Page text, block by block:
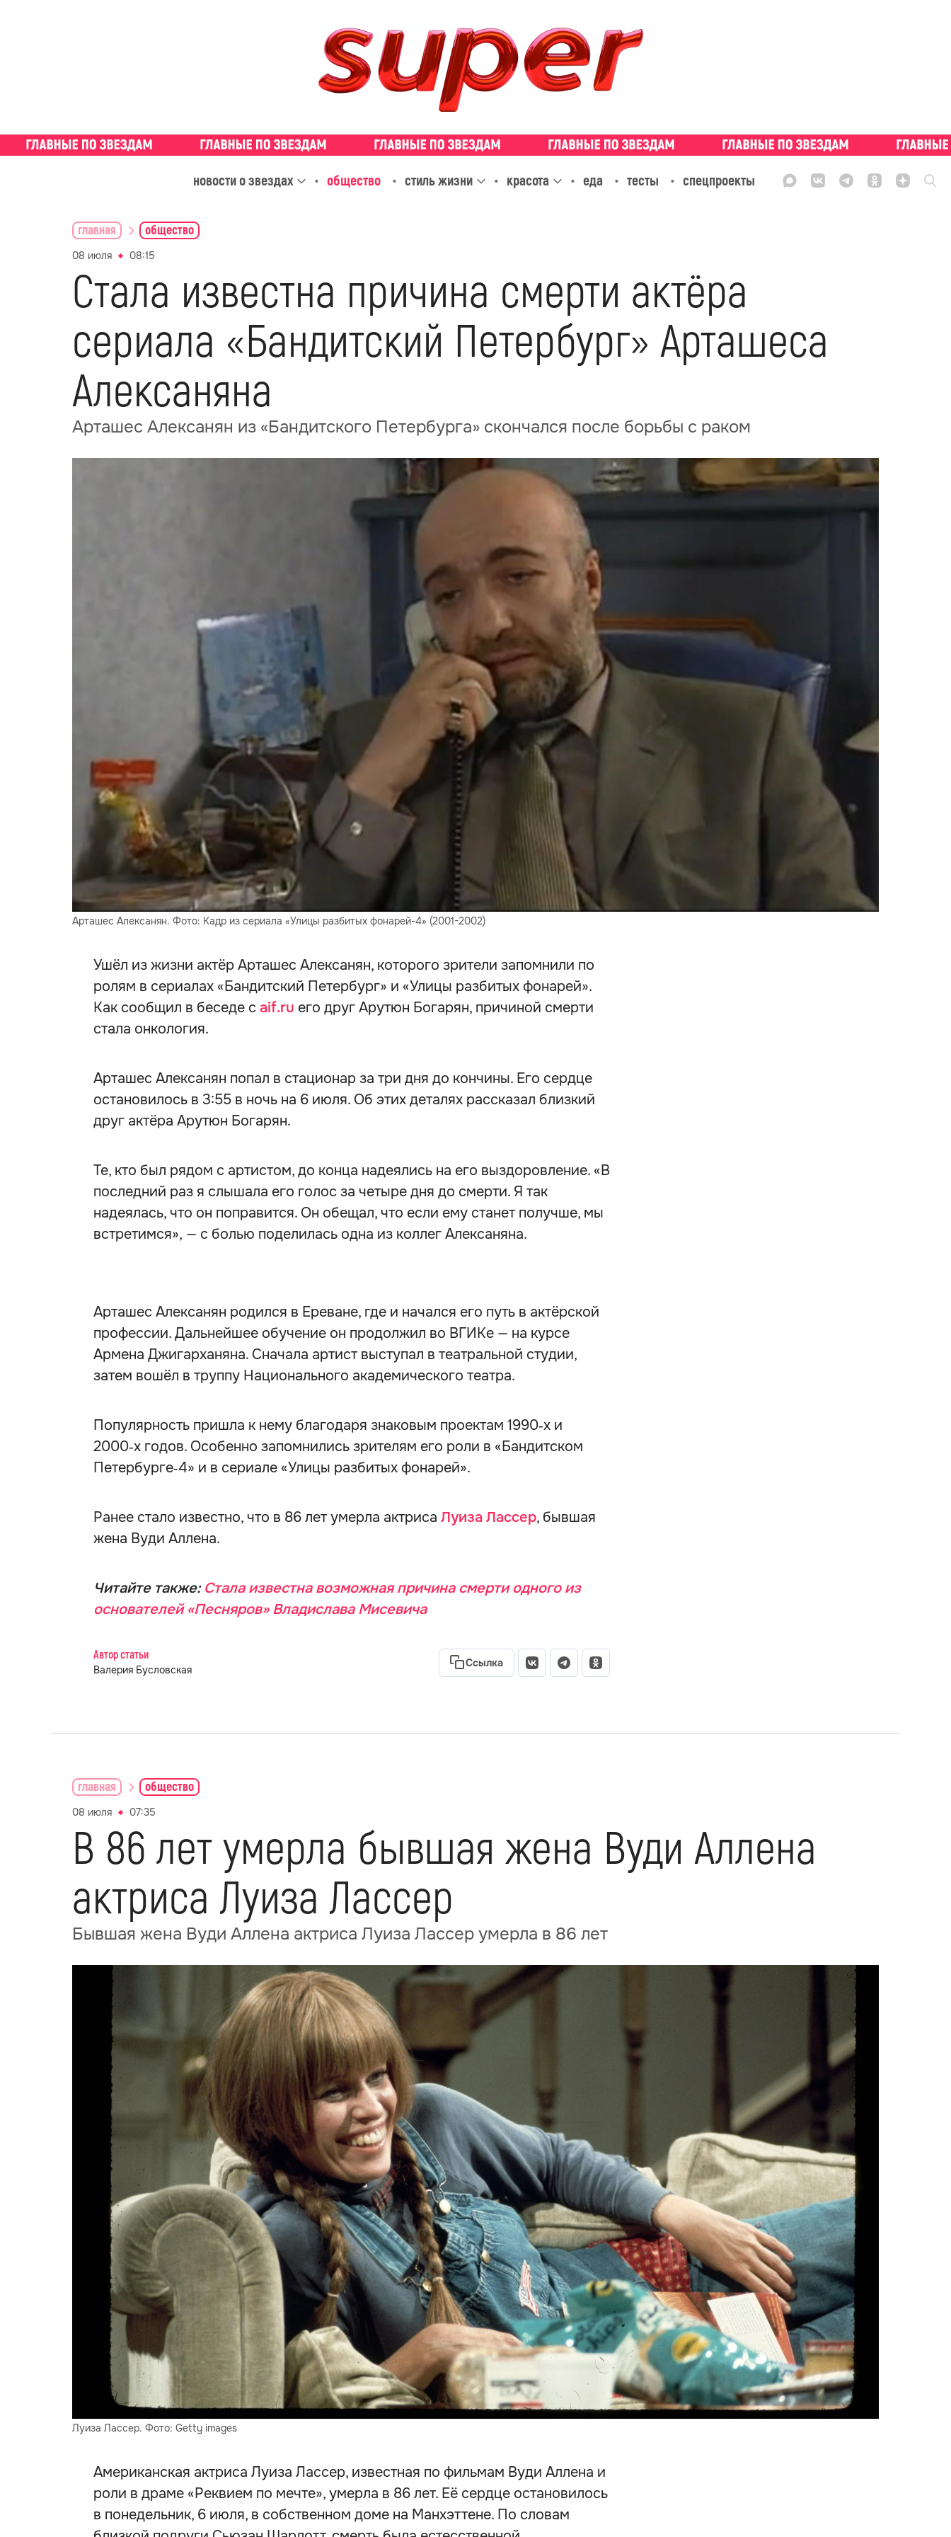
новости о звездах общество стиль жизни красота еда тесты спецпроекты
главная общество
08 июля 08:15
Стала известна причина смерти актёра
сериала «Бандитский Петербург» Арташеса
Алексаняна
Арташес Алексанян из «Бандитского Петербурга» скончался после борьбы с раком
Арташес Алексанян. Фото: Кадр из сериала «Улицы разбитых фонарей-4» (2001-2002)
Ушёл из жизни актёр Арташес Алексанян, которого зрители запомнили по
ролям в сериалах «Бандитский Петербург» и «Улицы разбитых фонарей».
Как сообщил в беседе с aif.ru его друг Арутюн Богарян, причиной смерти
стала онкология.
Арташес Алексанян попал в стационар за три дня до кончины. Его сердце
остановилось в 3:55 в ночь на 6 июля. Об этих деталях рассказал близкий
друг актёра Арутюн Богарян.
Те, кто был рядом с артистом, до конца надеялись на его выздоровление. «В
последний раз я слышала его голос за четыре дня до смерти. Я так
надеялась, что он поправится. Он обещал, что если ему станет получше, мы
встретимся», — с болью поделилась одна из коллег Алексаняна.
Арташес Алексанян родился в Ереване, где и начался его путь в актёрской
профессии. Дальнейшее обучение он продолжил во ВГИКе — на курсе
Армена Джигарханяна. Сначала артист выступал в театральной студии,
затем вошёл в труппу Национального академического театра.
Популярность пришла к нему благодаря знаковым проектам 1990‑х и
2000‑х годов. Особенно запомнились зрителям его роли в «Бандитском
Петербурге‑4» и в сериале «Улицы разбитых фонарей».
Ранее стало известно, что в 86 лет умерла актриса Луиза Лассер, бывшая
жена Вуди Аллена.
Читайте также: Стала известна возможная причина смерти одного из
основателей «Песняров» Владислава Мисевича
Автор статьи
Валерия Бусловская
Ссылка
главная общество
08 июля 07:35
В 86 лет умерла бывшая жена Вуди Аллена
актриса Луиза Лассер
Бывшая жена Вуди Аллена актриса Луиза Лассер умерла в 86 лет
Луиза Лассер. Фото: Getty images
Американская актриса Луиза Лассер, известная по фильмам Вуди Аллена и
роли в драме «Реквием по мечте», умерла в 86 лет. Её сердце остановилось
в понедельник, 6 июля, в собственном доме на Манхэттене. По словам